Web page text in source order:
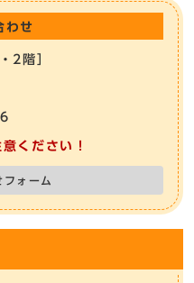
わせ
2階］
ください！
フォーム